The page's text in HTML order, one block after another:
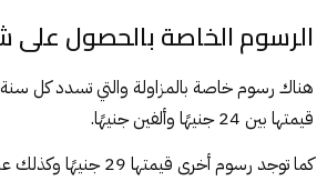
الرسوم الخاصة بالحصول على
هناك رسوم خاصة بالمزاولة والتي تسدد كل سنة
قيمتها بين 24 جنيهًا وألفين جنيهًا.
كما توجد رسوم أخرى قيمتها